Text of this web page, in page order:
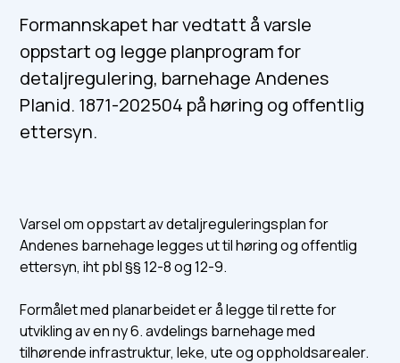
Formannskapet har vedtatt å varsle
oppstart og legge planprogram for
detaljregulering, barnehage Andenes
Planid. 1871-202504 på høring og offentlig
ettersyn.
Varsel om oppstart av detaljreguleringsplan for
Andenes barnehage legges ut til høring og offentlig
ettersyn, iht pbl §§ 12-8 og 12-9.
Formålet med planarbeidet er å legge til rette for
utvikling av en ny 6. avdelings barnehage med
tilhørende infrastruktur, leke, ute og oppholdsarealer.